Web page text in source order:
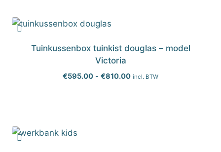
Tuinkussenbox tuinkist douglas – model
Victoria
€595.00 - €810.00Prijsklasse:
incl. BTW